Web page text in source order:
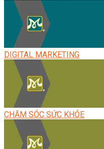
DIGITAL MARKETING
CHĂM SÓC SỨC KHỎE